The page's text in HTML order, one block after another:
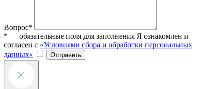
Вопрос*
* — обязательные поля для заполнения Я ознакомлен и
согласен с «Условиями сбора и обработки персональных
данных»
Отправить